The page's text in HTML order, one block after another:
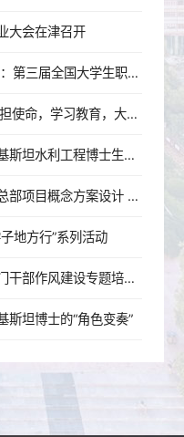
大会在津召开
【校报特稿】牢记嘱托 勇担使命：第三届全国大学生职业生涯规划大赛纪实
5月30日校报推介：牢记嘱托 勇担使命，学习教育，大学文化
岩石之上，情谊深处——天大巴基斯坦水利工程博士生穆帅的选择
设计总院中标中铝（雄安）矿业总部项目概念方案设计 校企战略合作落地 服务雄安新区建设迈出新步伐
地方行”系列活动
天津大学举办第二期重点领域部门干部作风建设专题培训班
坦博士的“角色变奏”